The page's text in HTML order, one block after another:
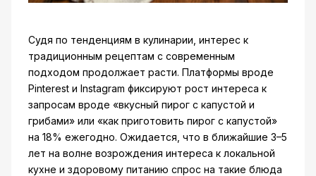
Судя по тенденциям в кулинарии, интерес к
традиционным рецептам с современным
подходом продолжает расти. Платформы вроде
Pinterest и Instagram фиксируют рост интереса к
запросам вроде «вкусный пирог с капустой и
грибами» или «как приготовить пирог с капустой»
на 18% ежегодно. Ожидается, что в ближайшие 3–5
лет на волне возрождения интереса к локальной
кухне и здоровому питанию спрос на такие блюда